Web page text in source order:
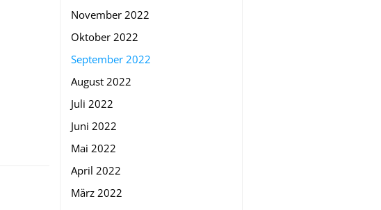
November 2022
Oktober 2022
September 2022
August 2022
Juli 2022
Juni 2022
Mai 2022
April 2022
März 2022